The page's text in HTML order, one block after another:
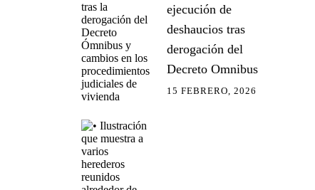
ejecución de
deshaucios tras
derogación del
Decreto Omnibus
15 FEBRERO, 2026